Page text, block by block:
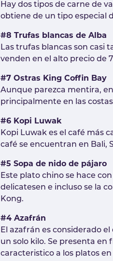
Hay dos tipos de carne de
obtiene de un tipo especial
#8 Trufas blancas de Alba
Las trufas blancas son casi
venden en el alto precio de
#7 Ostras King Coffin Bay
Aunque parezca mentira,
principalmente en las
#6 Kopi Luwak
Kopi Luwak es el café más
café se encuentran en Bali,
#5 Sopa de nido de pájaro
Este plato chino se hace
delicatesen e incluso se la
Kong.
#4 Azafrán
El azafrán es considerado
un solo kilo. Se presenta
caracteristico a los platos en